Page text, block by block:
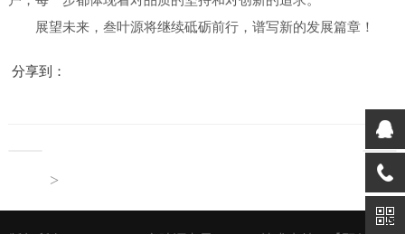
展望未来，叁叶源将继续砥砺前行，谱写新的发展篇章！
分享到：
>